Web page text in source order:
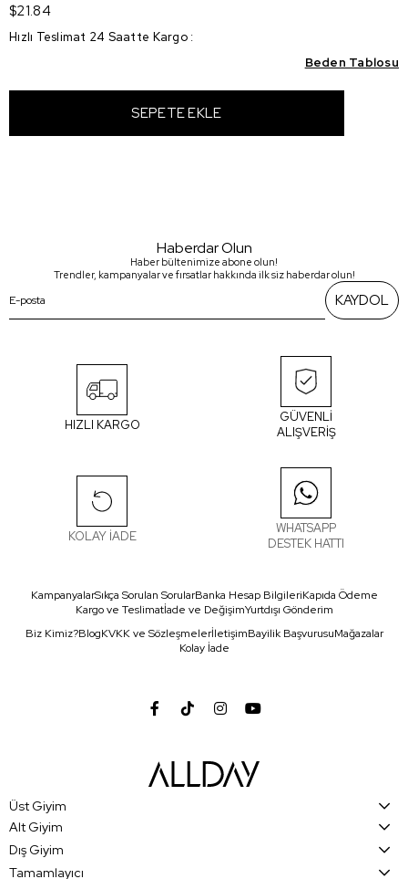
$21.84
Hızlı Teslimat 24 Saatte Kargo :
Beden Tablosu
Haberdar Olun
Haber bültenimize abone olun!
Trendler, kampanyalar ve fırsatlar hakkında ilk siz haberdar olun!
KAYDOL
HIZLI KARGO
GÜVENLİ
ALIŞVERİŞ
KOLAY İADE
WHATSAPP
DESTEK HATTI
KampanyalarSıkça Sorulan SorularBanka Hesap BilgileriKapıda Ödeme
Kargo ve Teslimatİade ve DeğişimYurtdışı Gönderim
Biz Kimiz?BlogKVKK ve SözleşmelerİletişimBayilik BaşvurusuMağazalar
Kolay İade
Üst Giyim
Alt Giyim
Dış Giyim
Tamamlayıcı